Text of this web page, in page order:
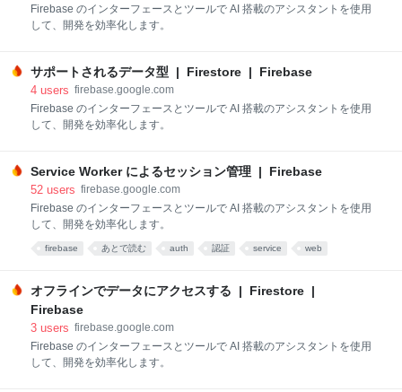
Firebase のインターフェースとツールで AI 搭載のアシスタントを使用
して、開発を効率化します。
サポートされるデータ型 | Firestore | Firebase
4 users firebase.google.com
Firebase のインターフェースとツールで AI 搭載のアシスタントを使用
して、開発を効率化します。
Service Worker によるセッション管理 | Firebase
52 users firebase.google.com
Firebase のインターフェースとツールで AI 搭載のアシスタントを使用
して、開発を効率化します。
firebase あとで読む auth 認証 service web
オフラインでデータにアクセスする | Firestore |
Firebase
3 users firebase.google.com
Firebase のインターフェースとツールで AI 搭載のアシスタントを使用
して、開発を効率化します。